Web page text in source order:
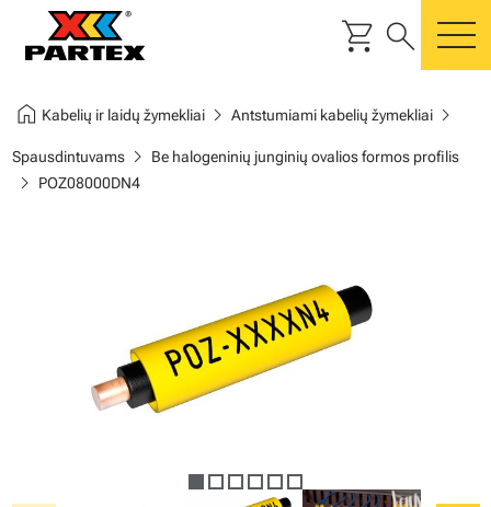
shopping_cart search
home Kabelių ir laidų žymekliaichevron_right Antstumiami kabelių žymekliaichevron_right
Spausdintuvamschevron_right Be halogeninių junginių ovalios formos profilis
chevron_right POZ08000DN4